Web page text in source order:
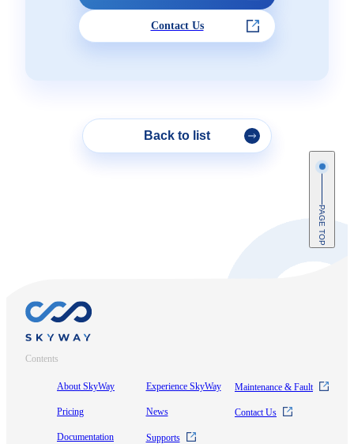
Contact Us
Back to list
PAGE TOP
Contents
About SkyWay
Pricing
Documentation
Experience SkyWay
News
Supports
Maintenance & Fault
Contact Us